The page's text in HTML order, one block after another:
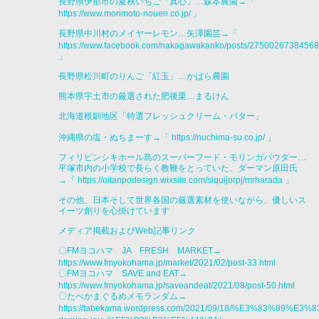
https://www.morimoto-nouen.co.jp/」
長野県中川村のメイヤーレモン…矢澤園芸→「
https://www.facebook.com/nakagawakanko/posts/
」
長野県松川町のりんご「紅玉」…かばら農園
熊本県宇土市の厳選された肥後栗…まるけん
北海道根釧地区「特選フレッシュクリーム・バター」
沖縄県の塩・ぬちまーす→「 https://nuchima-su.co.jp/」
フィリピンシキホール島のスーパーフード・モリンガパウダー…
平塚市内の小学校で長らく教鞭をとっていた、ダーマン原田氏
→「
https://oitanpodesign.wixsite.com/siquijorpj/mrharada 」
その他、日本そして世界各国の厳選素材を使いながら、優しいス
イーツ創りを心掛けています
メディア掲載およびWeb記事リンク
〇FMヨコハマ JA FRESH MARKET→
https://www.fmyokohama.jp/market/2021/02/post-33.html
〇FMヨコハマ SAVE and EAT→
https://www.fmyokohama.jp/saveandeat/2021/08/post-50.html
〇たべかまぐるめメモランダム→
https://tabekama.wordpress.com/2021/09/18/